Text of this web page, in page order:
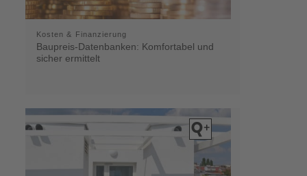
Kosten & Finanzierung
Baupreis-Datenbanken: Komfortabel und
sicher ermittelt